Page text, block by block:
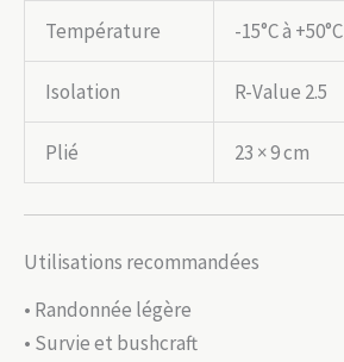
Température -15°C à +50°C
Isolation R-Value 2.5
Plié 23 × 9 cm
Utilisations recommandées
• Randonnée légère
• Survie et bushcraft